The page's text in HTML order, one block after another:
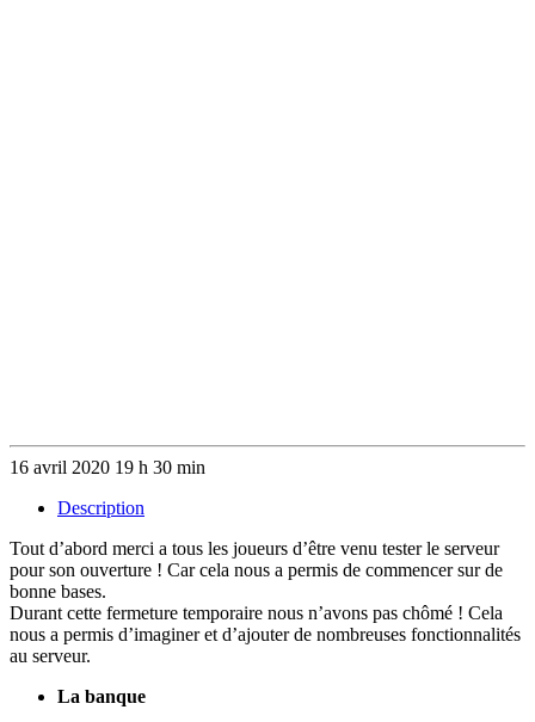
16 avril 2020 19 h 30 min
Description
Tout d’abord merci a tous les joueurs d’être venu tester le serveur
pour son ouverture ! Car cela nous a permis de commencer sur de
bonne bases.
Durant cette fermeture temporaire nous n’avons pas chômé ! Cela
nous a permis d’imaginer et d’ajouter de nombreuses fonctionnalités
au serveur.
La banque